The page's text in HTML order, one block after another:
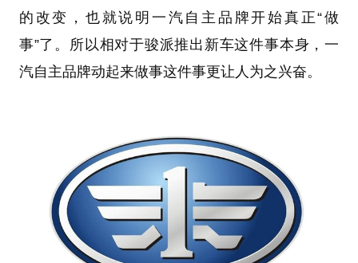
的改变，也就说明一汽自主品牌开始真正“做
事”了。所以相对于骏派推出新车这件事本身，一
汽自主品牌动起来做事这件事更让人为之兴奋。